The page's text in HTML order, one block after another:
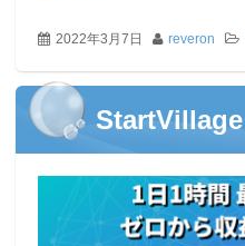
2022年3月7日 reveron
StartVillage